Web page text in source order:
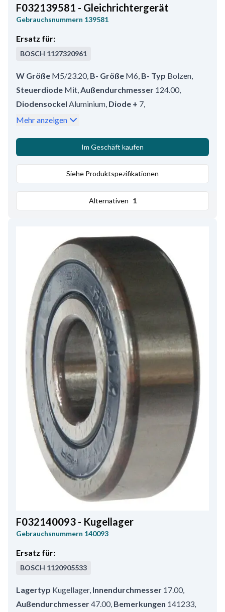
F032139581 - Gleichrichtergerät
Gebrauchsnummern 139581
Ersatz für:
BOSCH 1127320961
W Größe M5/23.20, B- Größe M6, B- Typ Bolzen,
Steuerdiode Mit,Außendurchmesser 124.00,
Diodensockel Aluminium, Diode + 7,
Anzahl der Dioden
Anschlüsse für Stator4,B+ Größe
Bolzen,B+ länge33.00,Erregerdiode
Mehr anzeigen
Im Geschäft kaufen
Siehe Produktspezifikationen
Alternativen 1
F032140093 - Kugellager
Gebrauchsnummern 140093
Ersatz für:
BOSCH 1120905533
Lagertyp Kugellager, Innendurchmesser 17.00,
Außendurchmesser47.00, Bemerkungen 141233,